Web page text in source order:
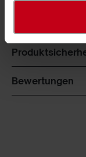
Bewertungen